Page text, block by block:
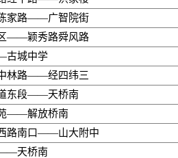
家路——广智院街
——颖秀路舜风路
古城中学
林路——经四纬三
东段——天桥南
——解放桥南
路南口——山大附中
天桥南